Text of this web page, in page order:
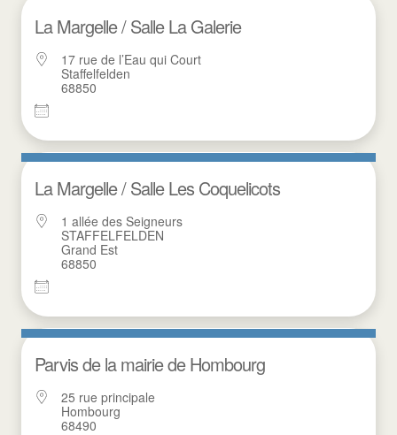
La Margelle / Salle La Galerie
17 rue de l’Eau qui Court
Staffelfelden
68850
La Margelle / Salle Les Coquelicots
1 allée des Seigneurs
STAFFELFELDEN
Grand Est
68850
Parvis de la mairie de Hombourg
25 rue principale
Hombourg
68490